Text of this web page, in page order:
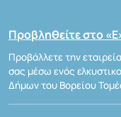
Προβληθείτε στο
Προβάλλετε την
σας μέσω ενός
Δήμων του Βορείου